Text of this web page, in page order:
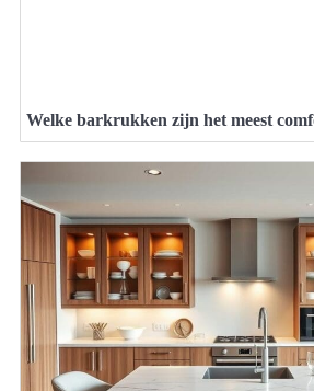
Welke barkrukken zijn het meest